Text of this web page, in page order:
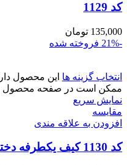
کد 1129
135,000 تومان
-21%
فروخته شده
انتخاب گزینه ها این محصول
ممکن است در صفحه محصول
نمایش سریع
مقايسه
افزودن به علاقه مندی
کد 1130 کیف یکطرفه دخترانه LV